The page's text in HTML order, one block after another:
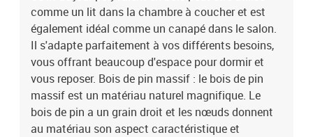
Parfait pour ranger des boîtes pour organiser des vêtements, des
jouets ou des couettes.Très amusant : en combinant le toit avec
votre canapé-lit, vous pouvez créer une cachette qui permettra à
votre enfant de s'amuser à l'heure du coucher. Cette addition
innovante non seulement sera un point focal passionnant, mais
aussi apportera de la fantaisie et de l'amusement dans la
chambre.Porte latérale ouverte : le toit est doté d'une porte latérale
ouverte qui permet à vos enfants d'entrer et de sortir facilement du
lit. Bon à savoir :Un matelas n'est pas inclus avec ce lit. Nous
comme un lit dans la chambre à coucher et est
également idéal comme un canapé dans le salon.
Il s'adapte parfaitement à vos différents besoins,
vous offrant beaucoup d'espace pour dormir et
vous reposer. Bois de pin massif : le bois de pin
massif est un matériau naturel magnifique. Le
bois de pin a un grain droit et les nœuds donnent
au matériau son aspect caractéristique et